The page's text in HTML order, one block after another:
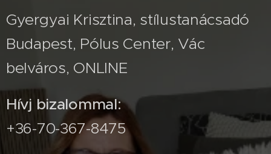
Gyergyai Krisztina, stílustanácsadó
Budapest, Pólus Center, Vác
belváros, ONLINE
Hívj bizalommal:
+36-70-367-8475